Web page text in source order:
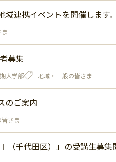
域連携イベントを開催します。
募集
大学部 地域・一般の皆さま
のご案内
さま
（千代田区）」の受講生募集